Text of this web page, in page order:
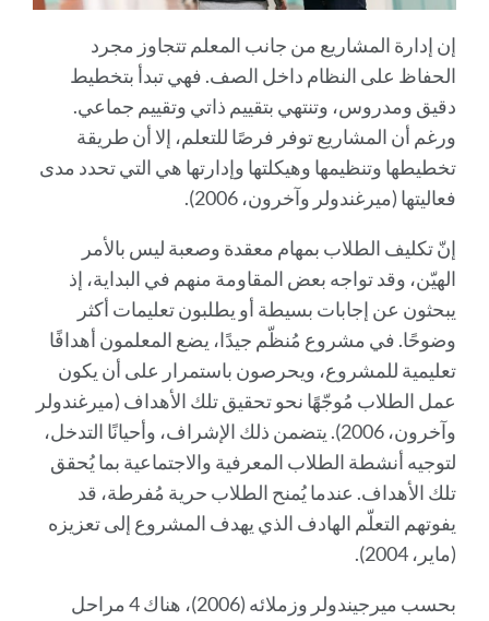
إن إدارة المشاريع من جانب المعلم تتجاوز مجرد
الحفاظ على النظام داخل الصف. فهي تبدأ بتخطيط
دقيق ومدروس، وتنتهي بتقييم ذاتي وتقييم جماعي.
ورغم أن المشاريع توفر فرصًا للتعلم، إلا أن طريقة
تخطيطها وتنظيمها وهيكلتها وإدارتها هي التي تحدد مدى
فعاليتها (ميرغندولر وآخرون، 2006).
إنّ تكليف الطلاب بمهام معقدة وصعبة ليس بالأمر
الهيّن، وقد تواجه بعض المقاومة منهم في البداية، إذ
يبحثون عن إجابات بسيطة أو يطلبون تعليمات أكثر
وضوحًا. في مشروع مُنظّم جيدًا، يضع المعلمون أهدافًا
تعليمية للمشروع، ويحرصون باستمرار على أن يكون
عمل الطلاب مُوجّهًا نحو تحقيق تلك الأهداف (ميرغندولر
وآخرون، 2006). يتضمن ذلك الإشراف، وأحيانًا التدخل،
لتوجيه أنشطة الطلاب المعرفية والاجتماعية بما يُحقق
تلك الأهداف. عندما يُمنح الطلاب حرية مُفرطة، قد
يفوتهم التعلّم الهادف الذي يهدف المشروع إلى تعزيزه
(ماير، 2004).
بحسب ميرجيندولر وزملائه (2006)، هناك 4 مراحل